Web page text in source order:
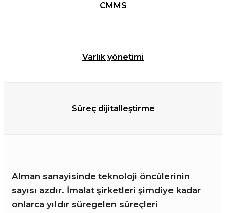
CMMS
Varlık yönetimi
Süreç dijitalleştirme
Alman sanayisinde teknoloji öncülerinin
sayısı azdır. İmalat şirketleri şimdiye kadar
onlarca yıldır süregelen süreçleri